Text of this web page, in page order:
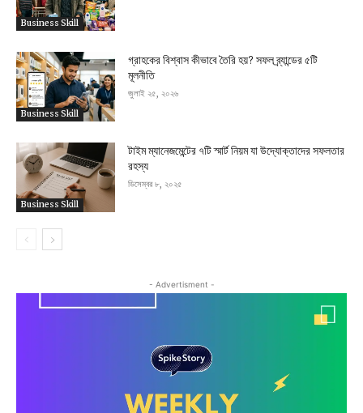
Business Skill
Business Skill
গ্রাহকের বিশ্বাস কীভাবে তৈরি হয়? সফল ব্র্যান্ডের ৫টি
মূলনীতি
জুলাই ২৫, ২০২৬
Business Skill
টাইম ম্যানেজমেন্টের ৭টি স্মার্ট নিয়ম যা উদ্যোক্তাদের সফলতার
রহস্য
ডিসেম্বর ৮, ২০২৫
- Advertisment -